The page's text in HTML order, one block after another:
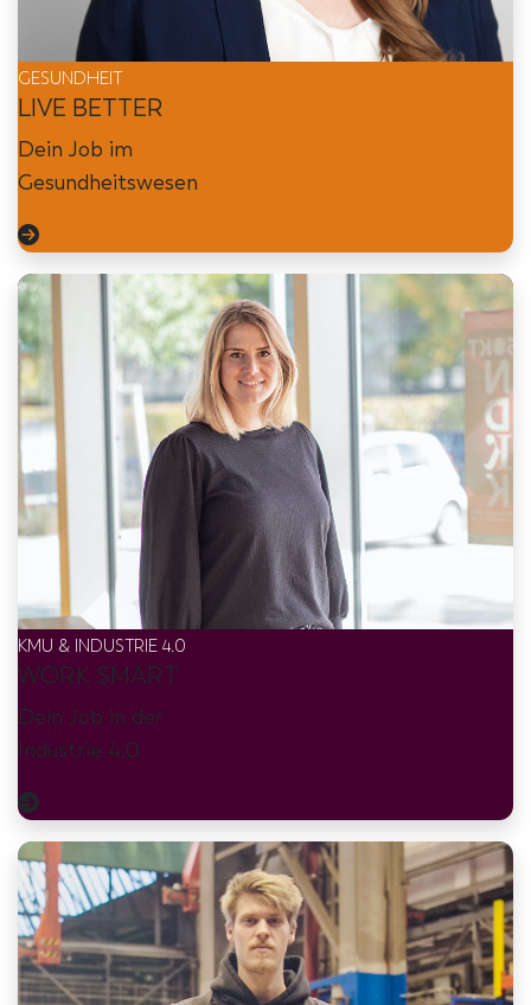
GESUNDHEIT
LIVE BETTER
Dein Job im
Gesundheitswesen
KMU & INDUSTRIE 4.0
WORK SMART
Dein Job in der
Industrie 4.0